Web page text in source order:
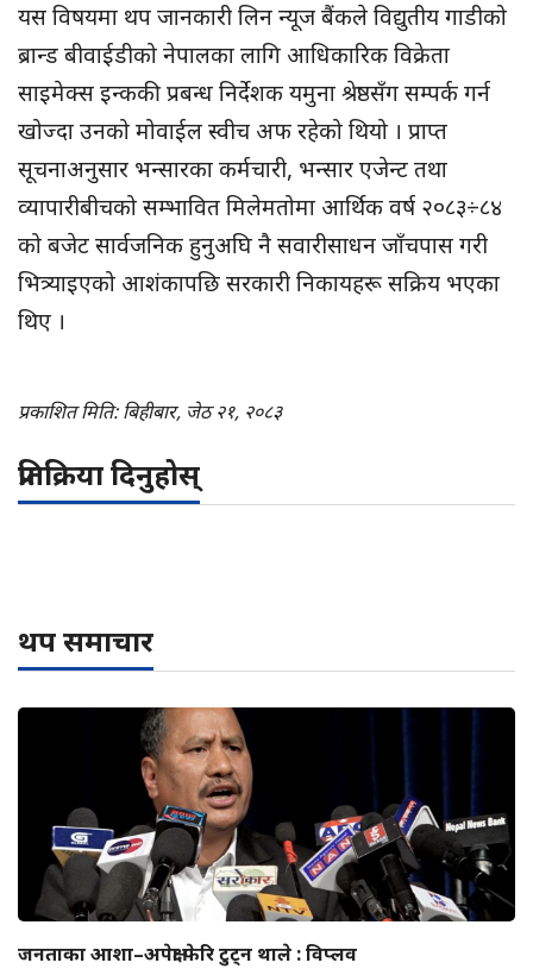
यस विषयमा थप जानकारी लिन न्यूज बैंकले विद्युतीय गाडीको
ब्रान्ड बीवाईडीको नेपालका लागि आधिकारिक विक्रेता
साइमेक्स इन्ककी प्रबन्ध निर्देशक यमुना श्रेष्ठसँग सम्पर्क गर्न
खोज्दा उनको मोवाईल स्वीच अफ रहेको थियो । प्राप्त
सूचनाअनुसार भन्सारका कर्मचारी, भन्सार एजेन्ट तथा
व्यापारीबीचको सम्भावित मिलेमतोमा आर्थिक वर्ष २०८३÷८४
को बजेट सार्वजनिक हुनुअघि नै सवारीसाधन जाँचपास गरी
भित्र्याइएको आशंकापछि सरकारी निकायहरू सक्रिय भएका
थिए ।
प्रकाशित मिति: बिहीबार, जेठ २१, २०८३
प्रतिक्रिया दिनुहोस्
थप समाचार
जनताका आशा–अपेक्षा फेरि टुट्न थाले : विप्लव